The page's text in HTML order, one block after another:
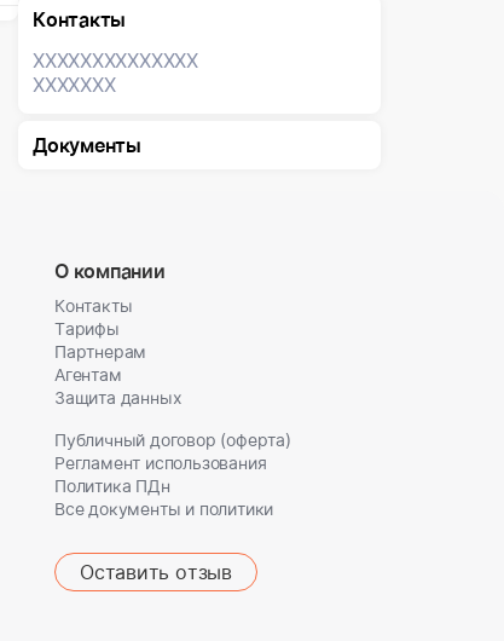
Контакты
XXXXXXXXXXXXXX
XXXXXXX
Документы
О компании
Контакты
Тарифы
Партнерам
Агентам
Защита данных
Публичный договор (оферта)
Регламент использования
Политика ПДн
Все документы и политики
Оставить отзыв